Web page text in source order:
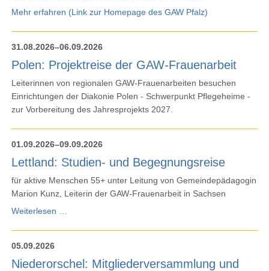
Mehr erfahren (Link zur Homepage des GAW Pfalz)
31.08.2026–06.09.2026
Polen: Projektreise der GAW-Frauenarbeit
Leiterinnen von regionalen GAW-Frauenarbeiten besuchen
Einrichtungen der Diakonie Polen - Schwerpunkt Pflegeheime -
zur Vorbereitung des Jahresprojekts 2027.
01.09.2026–09.09.2026
Lettland: Studien- und Begegnungsreise
für aktive Menschen 55+ unter Leitung von Gemeindepädagogin
Marion Kunz, Leiterin der GAW-Frauenarbeit in Sachsen
Weiterlesen …
05.09.2026
Niederorschel: Mitgliederversammlung und